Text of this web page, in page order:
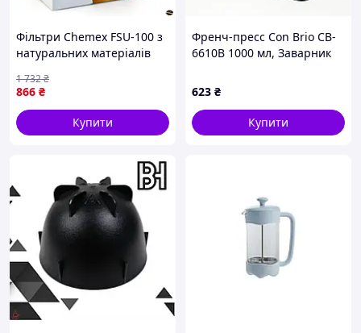
Фільтри Chemex FSU-100 з
натуральних матеріалів
заварювання кави
866 ₴
1 732₴
Купити
Френч-пресс Con Brio CB-
6610В 1000 мл, Заварник
стеклянный с прессом
китайский
623 ₴
Купити